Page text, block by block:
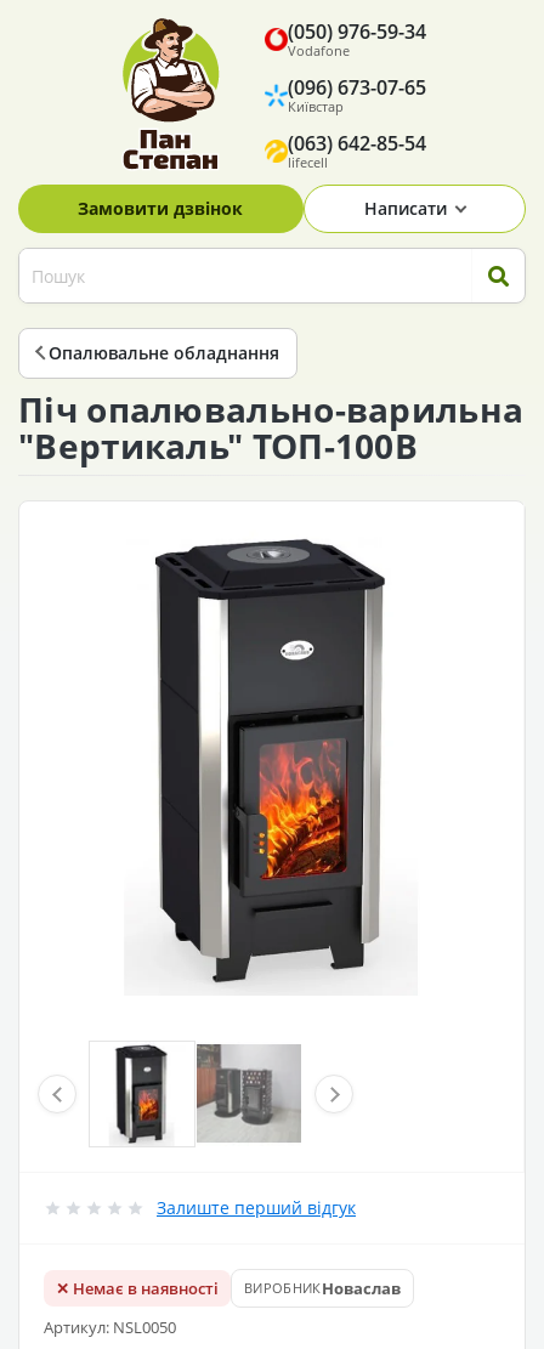
Vodafone
(050) 976-59-34
Київстар
(096) 673-07-65
lifecell
(063) 642-85-54
Замовити дзвінок Написати
Опалювальне обладнання
Піч опалювально-варильна
"Вертикаль" ТОП-100В
Залиште перший відгук
✕ Немає в наявності ВИРОБНИКНоваслав
Артикул: NSL0050